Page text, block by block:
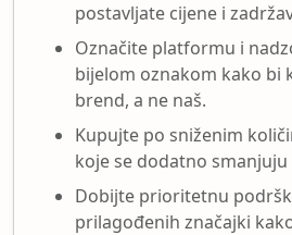
postavljate cijene i
Označite platformu i
bijelom oznakom kako bi
brend, a ne naš.
Kupujte po sniženim
koje se dodatno
Dobijte prioritetnu
prilagođenih značajki